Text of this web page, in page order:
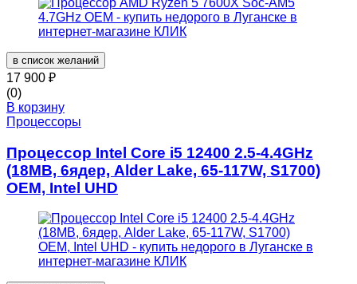
в список желаний
17 900 ₽
(0)
В корзину
Процессоры
Процессор Intel Core i5 12400 2.5-4.4GHz
(18MB, 6ядер, Alder Lake, 65-117W, S1700)
OEM, Intel UHD